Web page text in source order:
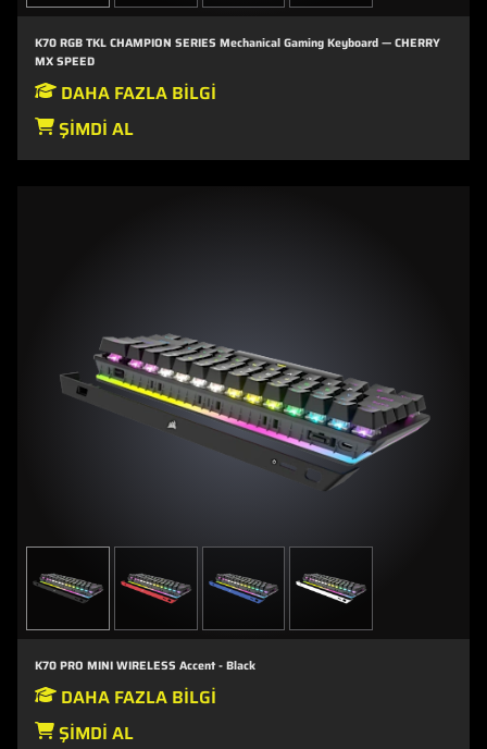
K70 RGB TKL CHAMPION SERIES Mechanical Gaming Keyboard — CHERRY
MX SPEED
DAHA FAZLA BILGI
ŞIMDI AL
K70 PRO MINI WIRELESS Accent - Black
DAHA FAZLA BILGI
ŞIMDI AL